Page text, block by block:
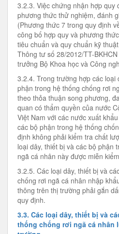
3.2.3. Việc chứng nhận hợp quy
phương thức thử nghiệm, đánh
(Phương thức 7 trong quy định
công bố hợp quy và phương
tiêu chuẩn và quy chuẩn kỹ
Thông tư số 28/2012/TT-
trưởng Bộ Khoa học và Công
3.2.4. Trong trường hợp các loại
phận trong hệ thống chống rơi
theo thỏa thuận song phương,
quan có thẩm quyền của nước
Việt Nam với các nước xuất
các bộ phận trong hệ thống
định không phải kiểm tra chất
loại dây, thiết bị và các bộ phận
ngã cá nhân này được miễn
3.2.5. Các loại dây, thiết bị và
chống rơi ngã cá nhân nhập
thông trên thị trường phải gắn
quy định.
3.3. Các loại dây, thiết bị và
thống chống rơi ngã cá nhân